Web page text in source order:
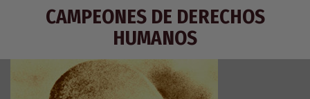
CAMPEONES DE DERECHOS
HUMANOS